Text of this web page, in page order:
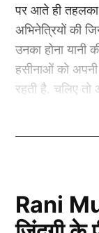
इससे पहले टीम के
समेत कई बड़े
(Champions
जा रही है।
निजी
पर आते ही
अभिनेत्रियों की
उनका होना यानी
हसीनाओं को
रहती है. चलिए
कौन हैं
Rani